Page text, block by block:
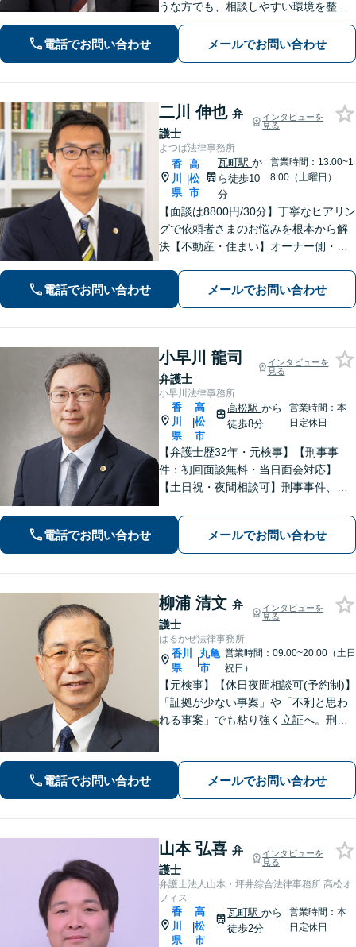
うな方でも、相談しやすい環境を整え
ています。依頼者様に寄り添った対応
を心がけています。【離婚・男女問
題】DV被害へ積極的に対応。お気軽に
電話でお問い合わせ メールでお問い合わせ
二川 伸也 弁
護士
インタビューを
見る
よつば法律事務所
香
川
県
|
高
松
市
瓦町駅 か
ら徒歩10
分
営業時間：13:00~1
8:00（土曜日）
【面談は8800円/30分】丁寧なヒアリン
グで依頼者さまのお悩みを根本から解
決【不動産・住まい】オーナー側・借
遺言】他士業との連携でスピーディー
に解決します【夜間・休日相談可】
電話でお問い合わせ メールでお問い合わせ
小早川 龍司
弁護士
インタビューを
見る
小早川法律事務所
香
川
県
|
高
松
市
高松駅から
徒歩8分
営業時間：本
日定休日
【弁護士歴32年・元検事】【刑事事
件：初回面談無料・当日面会対応】
【土日祝・夜間相談可】刑事事件、離
整理等。地域密着型で丁寧に対応しま
す。【高松駅徒歩10分】【所属弁護士3
名】
電話でお問い合わせ メールでお問い合わせ
柳浦 清文 弁
護士
インタビューを
見る
はるかぜ法律事務所
香川
県
|
丸亀
市
営業時間：09:00~20:00（土日
祝日）
【元検事】【休日夜間相談可(予約制)】
「証拠が少ない事案」や「不利と思わ
れる事案」でも粘り強く立証へ。刑事
対応。丁寧な説明とヒアリングで、問
題解決に尽力します。
電話でお問い合わせ メールでお問い合わせ
山本 弘喜 弁
護士
インタビューを
見る
弁護士法人山本・坪井綜合法律事務所 高松オ
フィス
香
川
県
|
高
松
市
瓦町駅から
徒歩2分
営業時間：本
日定休日